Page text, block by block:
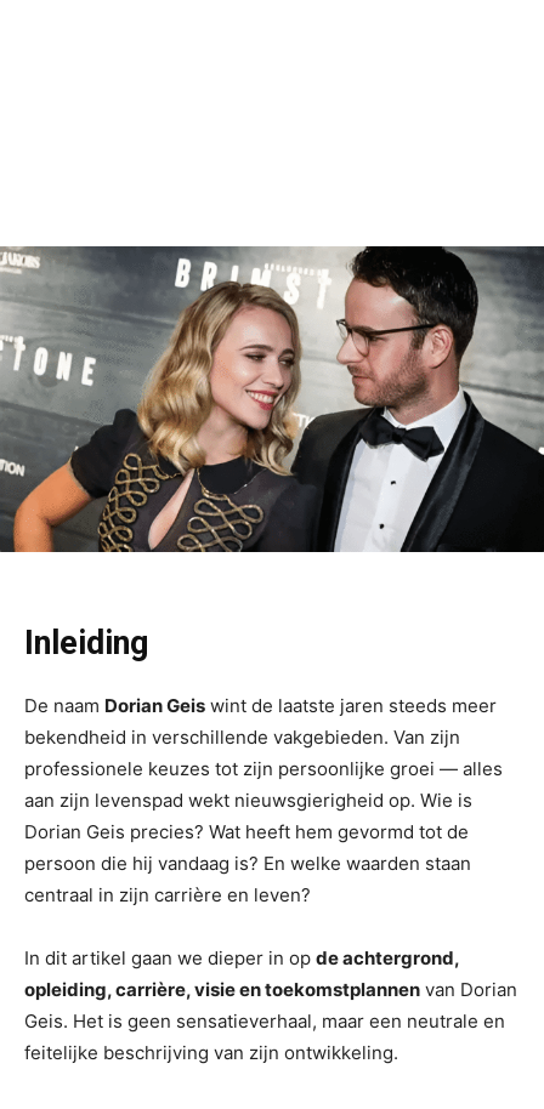
Inleiding
De naam Dorian Geis wint de laatste jaren steeds meer
bekendheid in verschillende vakgebieden. Van zijn
professionele keuzes tot zijn persoonlijke groei — alles
aan zijn levenspad wekt nieuwsgierigheid op. Wie is
Dorian Geis precies? Wat heeft hem gevormd tot de
persoon die hij vandaag is? En welke waarden staan
centraal in zijn carrière en leven?
In dit artikel gaan we dieper in op de achtergrond,
opleiding, carrière, visie en toekomstplannen van Dorian
Geis. Het is geen sensatieverhaal, maar een neutrale en
feitelijke beschrijving van zijn ontwikkeling.